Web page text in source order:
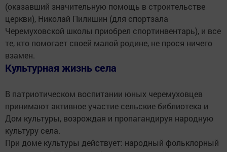
(оказавший значительную помощь в строительстве
церкви), Николай Пилишин (для спортзала
Черемуховской школы приобрел спортинвентарь), и все
те, кто помогает своей малой родине, не прося ничего
взамен.
Культурная жизнь села
В патриотическом воспитании юных черемуховцев
принимают активное участие сельские библиотека и
Дом культуры, возрождая и пропагандируя народную
культуру села.
При доме культуры действует: народный фольклорный